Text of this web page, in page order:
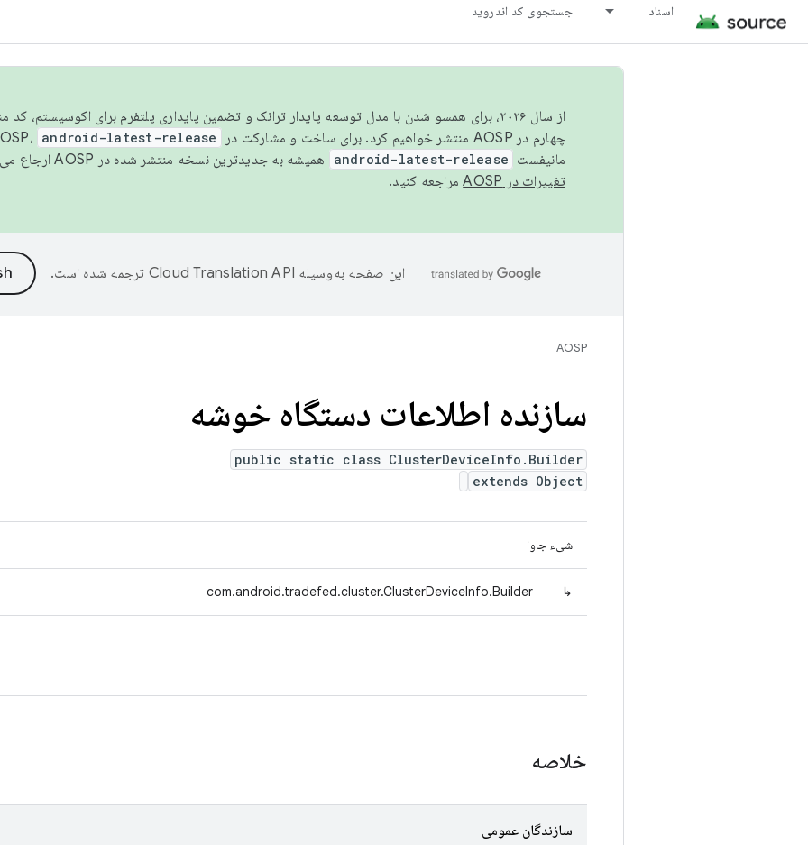
اسناد جستجوی کد اندروید
از سال ۲۰۲۶، برای همسو شدن با مدل توسعه پایدار ترانک و تضمین پایداری پلتفرم برای اکوسیستم،
چهارم در AOSP منتشر خواهیم کرد. برای ساخت و مشارکت در AOSP،
android-latest-release
مانیفست android-latest-release
همیشه به جدیدترین نسخه منتشر شده در AOSP ارجاع می‌دهد. برای اطلاعات بیشتر، به
تغییرات در AOSP
مراجعه کنید.
این صفحه به‌وسیله ترجمه شده است.
AOSP
سازنده اطلاعات دستگاه خوشه
public static class ClusterDeviceInfo.Builder
extends Object
شیء جاوا
↳
com.android.tradefed.cluster.ClusterDeviceInfo.Builder
خلاصه
سازندگان عمومی